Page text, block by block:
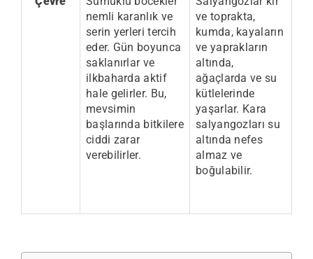
nemli karanlık ve
serin yerleri tercih
eder. Gün boyunca
saklanırlar ve
ilkbaharda aktif
hale gelirler. Bu,
mevsimin
başlarında bitkilere
ciddi zarar
verebilirler.
ve toprakta,
kumda, kayaların
ve yaprakların
altında,
ağaçlarda ve su
kütlelerinde
yaşarlar. Kara
salyangozları su
altında nefes
almaz ve
boğulabilir.